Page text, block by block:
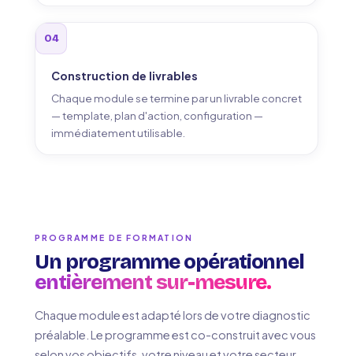
04
Construction de livrables
Chaque module se termine par un livrable concret
— template, plan d'action, configuration —
immédiatement utilisable.
PROGRAMME DE FORMATION
Un programme opérationnel
entièrement sur-mesure.
Chaque module est adapté lors de votre diagnostic
préalable. Le programme est co-construit avec vous